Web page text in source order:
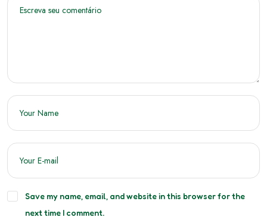
Save my name, email, and website in this browser for the
next time I comment.